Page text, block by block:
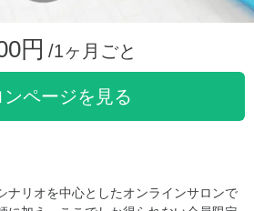
円 /1ヶ月ごと
ンページを見る
ナリオを中心としたオンラインサロンで